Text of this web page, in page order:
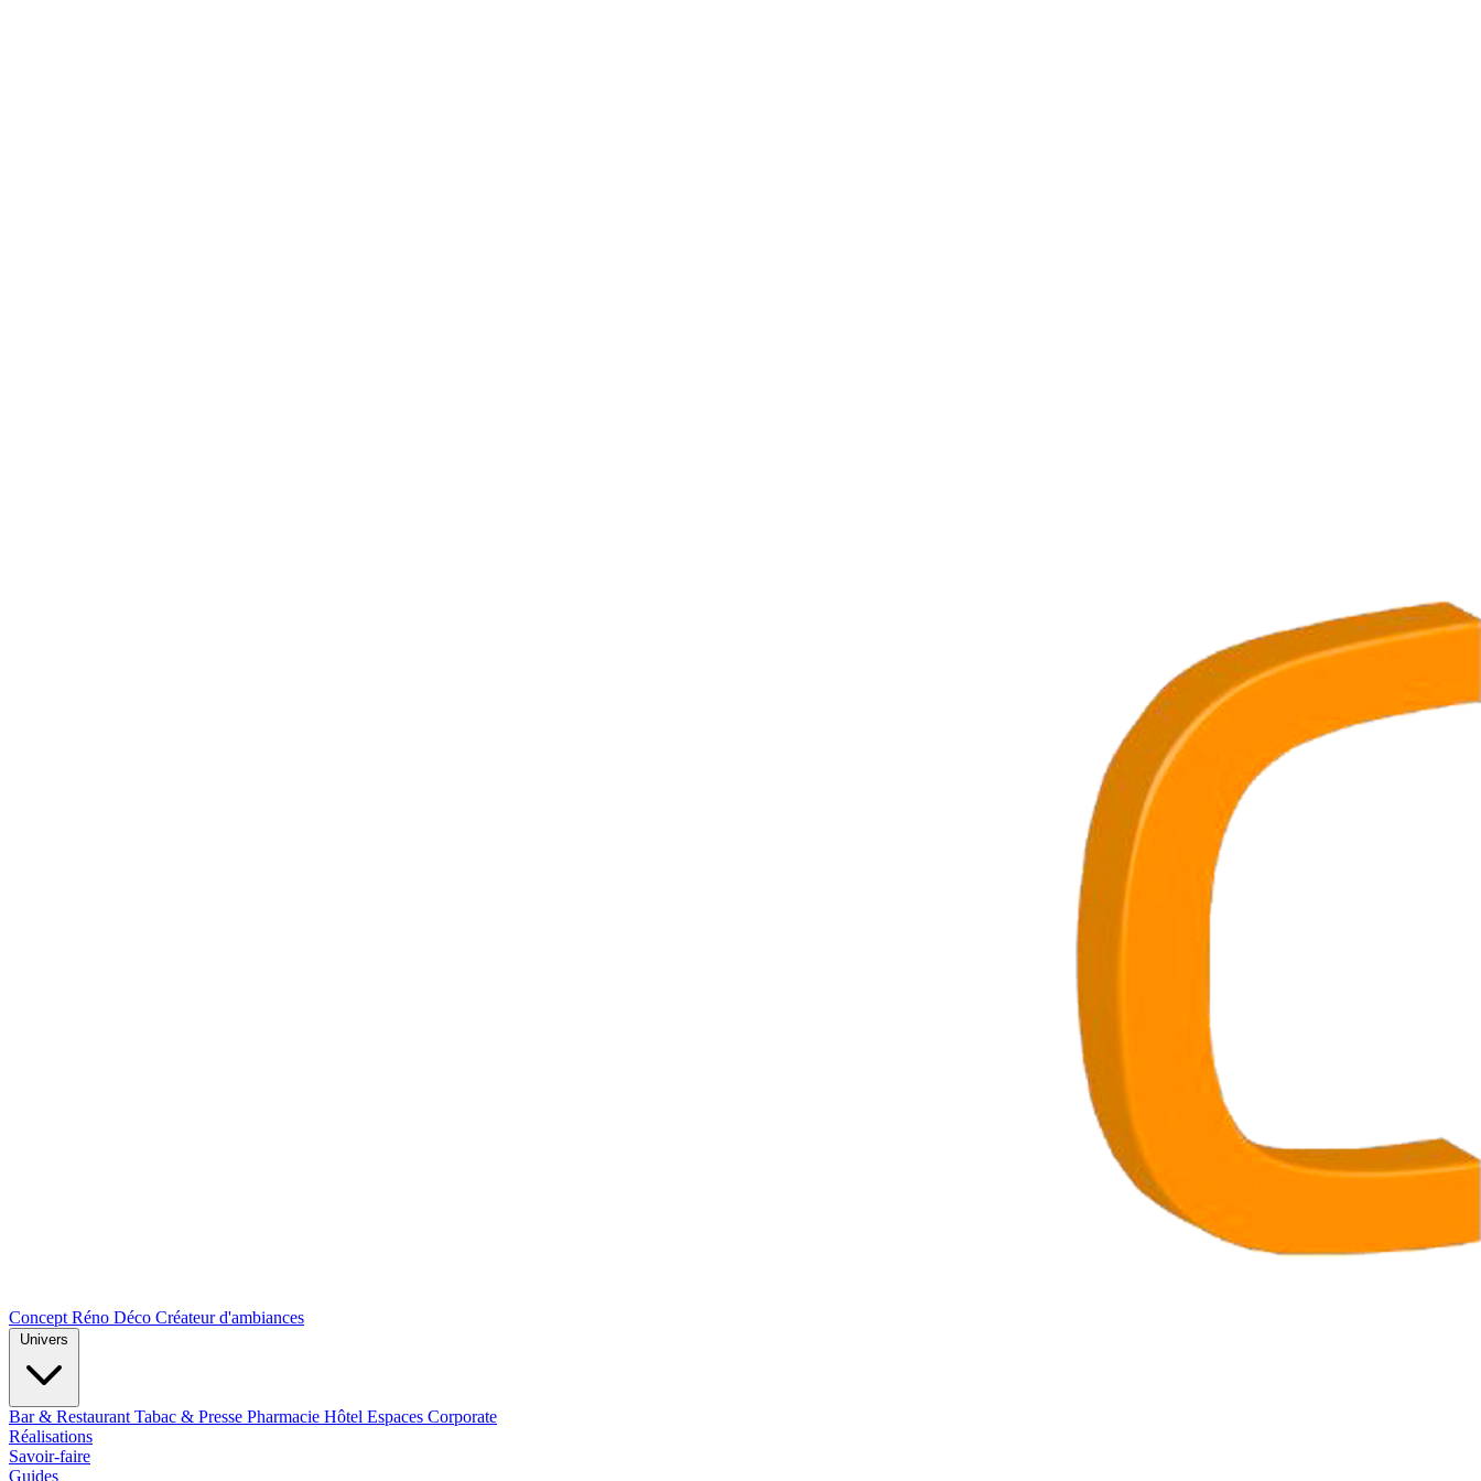
Concept Réno Déco Créateur d'ambiances
Bar & Restaurant Tabac & Presse Pharmacie Hôtel Espaces Corporate
Réalisations
Savoir-faire
Guides